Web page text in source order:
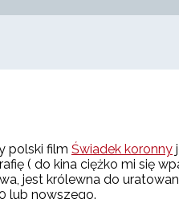
polski film Świadek koronny
( do kina ciężko mi się
jest królewna do
lub nowszego.